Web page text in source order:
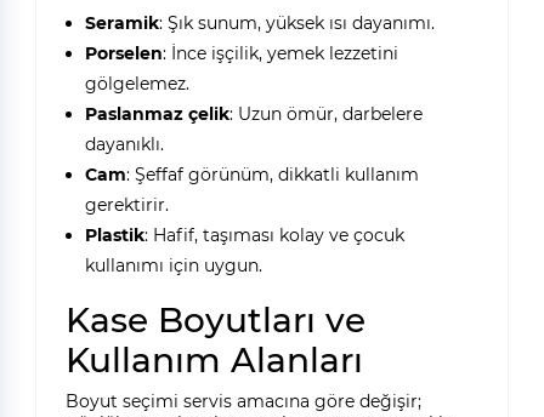
Seramik: Şık sunum, yüksek ısı dayanımı.
Porselen: İnce işçilik, yemek lezzetini
gölgelemez.
Paslanmaz çelik: Uzun ömür, darbelere
dayanıklı.
Cam: Şeffaf görünüm, dikkatli kullanım
gerektirir.
Plastik: Hafif, taşıması kolay ve çocuk
kullanımı için uygun.
Kase Boyutları ve
Kullanım Alanları
Boyut seçimi servis amacına göre değişir;